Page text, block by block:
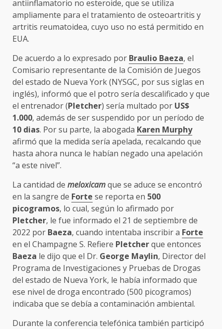
antiinflamatorio no esteroide, que se utiliza
ampliamente para el tratamiento de osteoartritis y
artritis reumatoidea, cuyo uso no está permitido en
EUA.
De acuerdo a lo expresado por Braulio Baeza, el
Comisario representante de la Comisión de Juegos
del estado de Nueva York (NYSGC, por sus siglas en
inglés), informó que el potro sería descalificado y que
el entrenador (Pletcher) sería multado por US$
1.000, además de ser suspendido por un período de
10 dias. Por su parte, la abogada Karen Murphy
afirmó que la medida sería apelada, recalcando que
hasta ahora nunca le habían negado una apelación
“a este nivel”.
La cantidad de meloxicamque se aduce se encontró
en la sangre de Forte se reporta en 500
picogramos, lo cual, según lo afirmado por
Pletcher, le fue informado el 21 de septiembre de
2022 por Baeza, cuando intentaba inscribir a Forte
en el Champagne S. Refiere Pletcherque entonces
Baeza le dijo que el Dr. George Maylin, Director del
Programa de Investigaciones y Pruebas de Drogas
del estado de Nueva York, le había informado que
ese nivel de droga encontrado (500 picogramos)
indicaba que se debía a contaminación ambiental.
Durante la conferencia telefónica también participó